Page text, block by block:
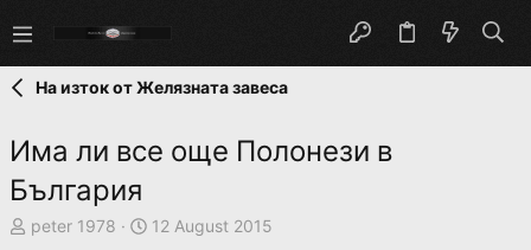
На изток от Желязната завеса
Има ли все още Полонези в
България
T
peter 1978
S12 August 2015